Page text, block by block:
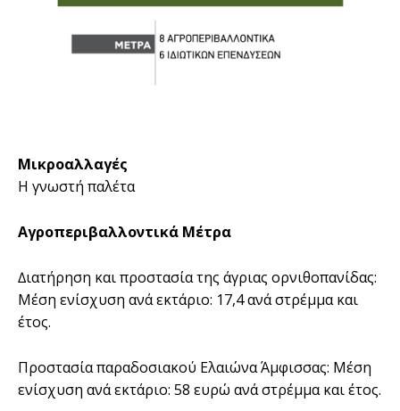
Μικροαλλαγές
Η γνωστή παλέτα
Αγροπεριβαλλοντικά Μέτρα
∆ιατήρηση και προστασία της άγριας ορνιθοπανίδας:
Μέση ενίσχυση ανά εκτάριο: 17,4 ανά στρέµµα και
έτος.
Προστασία παραδοσιακού Ελαιώνα Άµφισσας: Μέση
ενίσχυση ανά εκτάριο: 58 ευρώ ανά στρέµµα και έτος.